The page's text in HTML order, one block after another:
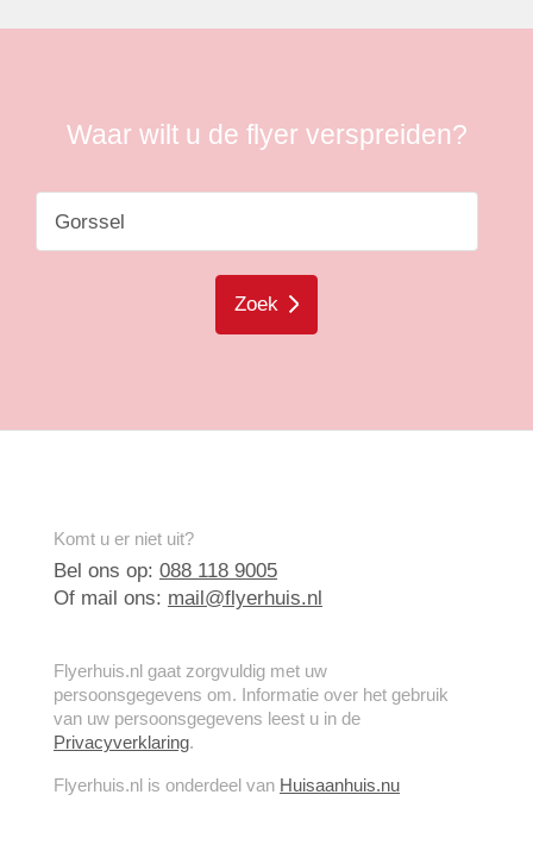
Waar wilt u de flyer verspreiden?
Zoek
Komt u er niet uit?
Bel ons op: 088 118 9005
Of mail ons: mail@flyerhuis.nl
Flyerhuis.nl gaat zorgvuldig met uw
persoonsgegevens om. Informatie over het gebruik
van uw persoonsgegevens leest u in de
Privacyverklaring.
Flyerhuis.nl is onderdeel van Huisaanhuis.nu